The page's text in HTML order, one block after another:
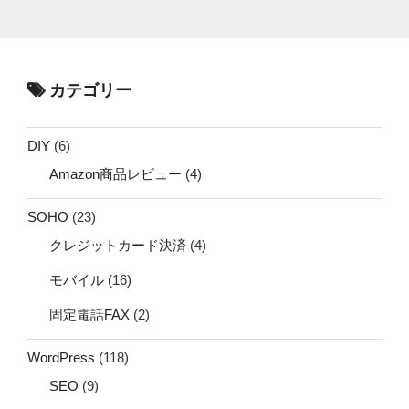
カテゴリー
DIY (6)
Amazon商品レビュー (4)
SOHO (23)
クレジットカード決済 (4)
モバイル (16)
固定電話FAX (2)
WordPress (118)
SEO (9)